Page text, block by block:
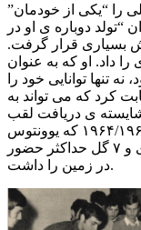
این بازیکن برزیلی را “یکی از خودمان”
“تولد دوباره ی او در
بسیاری قرار گرفت.
را داد. او که به عنوان
تنها توانایی خود را
کرد که می تواند به
شایسته ی دریافت لقب
نمادین “غیر قابل پیش بینی” کرد. در فصل ۱۹۶۴/۱۹۶۵ که یوونتوس
جام حذفی ایتالیا را برد، دا کاستا با ۴۳ بازی و ۷ گل حداکثر حضور
در زمین را داشت.